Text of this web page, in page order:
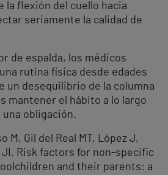
la flexión del cuello hacia
seriamente la calidad de
de espalda, los médicos
rutina física desde edades
un desequilibrio de la columna
mantener el hábito a lo largo
una obligación.
M, Gil del Real MT, López J,
JI. Risk factors for non-specific
and their parents: a